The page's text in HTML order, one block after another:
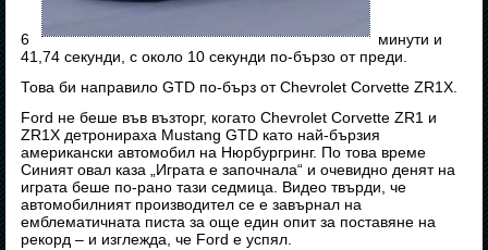
6
минути и
41,74 секунди, с около 10 секунди по-бързо от преди.
Това би направило GTD по-бърз от Chevrolet Corvette ZR1X.
Ford не беше във възторг, когато Chevrolet Corvette ZR1 и
ZR1X детронираха Mustang GTD като най-бързия
американски автомобил на Нюрбургринг. По това време
Синият овал каза „Играта е започнала“ и очевидно денят на
играта беше по-рано тази седмица. Видео твърди, че
автомобилният производител се е завърнал на
емблематичната писта за още един опит за поставяне на
рекорд – и изглежда, че Ford е успял.